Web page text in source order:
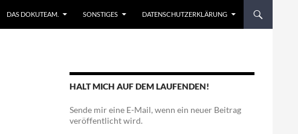
DAS DOKUTEAM. SONSTIGES DATENSCHUTZERKLÄRUNG
HALT MICH AUF DEM LAUFENDEN!
Sende mir eine E-Mail, wenn ein neuer Beitrag
veröffentlicht wird.